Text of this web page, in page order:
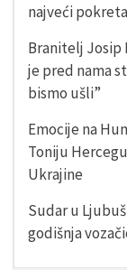
najveći
Branitelj Josip
je pred nama
bismo ušli”
Emocije na
Toniju
Ukrajine
Sudar u
godišnja